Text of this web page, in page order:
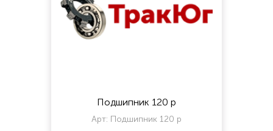
Подшипник 120 р
Арт: Подшипник 120 р